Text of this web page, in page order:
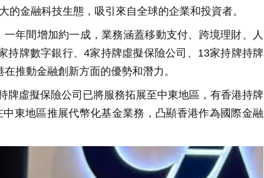
金融科技生態，吸引來自全球的企業和投資者。
年間增加約一成，業務涵蓋移動支付、跨境理財、人
牌數字銀行、4家持牌虛擬保險公司、13家持牌持牌
推動金融創新方面的優勢和潛力。
虛擬保險公司已將服務拓展至中東地區，有香港持牌
東地區推展代幣化基金業務，凸顯香港作為國際金融